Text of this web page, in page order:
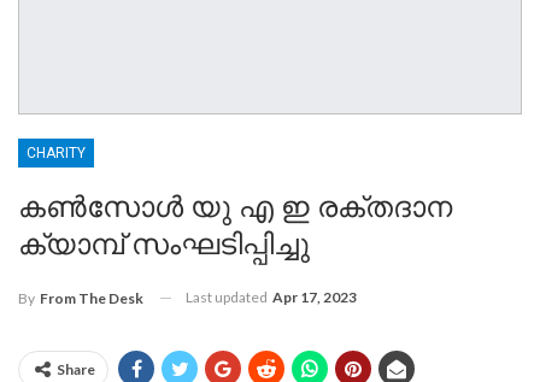
CHARITY
കൺസോൾ യു എ ഇ രക്തദാന
ക്യാമ്പ് സംഘടിപ്പിച്ചു
By From The Desk Last updated Apr 17, 2023
Share